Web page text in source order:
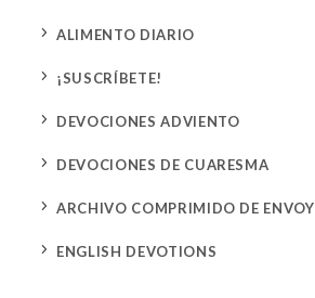
5 ALIMENTO DIARIO
5 ¡SUSCRÍBETE!
5 DEVOCIONES ADVIENTO
5 DEVOCIONES DE CUARESMA
5 ARCHIVO COMPRIMIDO DE ENVOY
5 ENGLISH DEVOTIONS